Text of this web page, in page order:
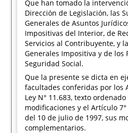
Que han tomado la
Dirección de Legislación, las
Generales de Asuntos
Impositivas del Interior, de
Servicios al Contribuyente, y
Generales Impositiva y de los
Seguridad Social.
Que la presente se dicta en
facultades conferidas por los
Ley N° 11.683, texto
modificaciones y el Artículo
del 10 de julio de 1997, sus
complementarios.